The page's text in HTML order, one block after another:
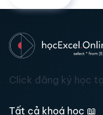
Click đăng ký học
Tất cả khoá học 📖